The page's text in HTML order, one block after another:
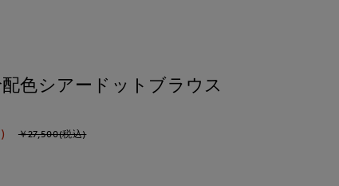
色シアードットブラウス
￥27,500(税込)